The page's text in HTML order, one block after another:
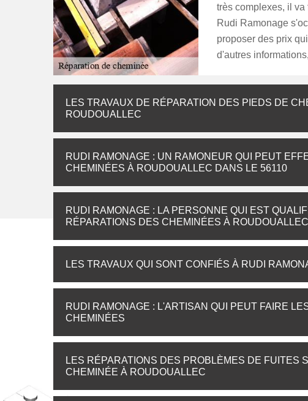
très complexes, il
Rudi Ramonage
proposer des prix
d'autres
LES TRAVAUX DE RÉPARATION DES PIEDS DE
ROUDOUALLEC
RUDI RAMONAGE : UN RAMONEUR QUI PEUT
CHEMINÉES À ROUDOUALLEC DANS LE 56110
RUDI RAMONAGE : LA PERSONNE QUI EST
RÉPARATIONS DES CHEMINÉES À
LES TRAVAUX QUI SONT CONFIÉS À RUDI
RUDI RAMONAGE : L'ARTISAN QUI PEUT FAIRE
CHEMINÉES
LES RÉPARATIONS DES PROBLÈMES DE FUITES
CHEMINÉE À ROUDOUALLEC